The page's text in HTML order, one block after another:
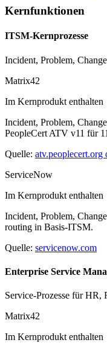
Kernfunktionen
ITSM-Kernprozesse
Incident, Problem,
Matrix42
Im Kernprodukt enthalten
Incident, Problem,
PeopleCert ATV v11 für
Quelle: atv.peoplecert.org
ServiceNow
Im Kernprodukt enthalten
Incident, Problem,
routing in Basis-ITSM.
Quelle: servicenow.com
Enterprise Service
Service-Prozesse für HR,
Matrix42
Im Kernprodukt enthalten